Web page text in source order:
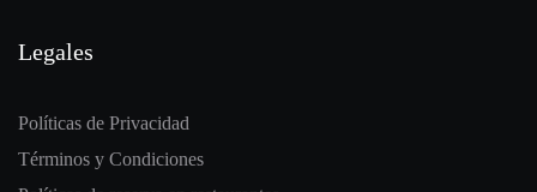
Legales
Políticas de Privacidad
Términos y Condiciones